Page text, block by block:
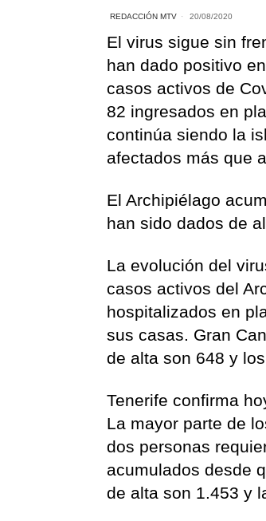
REDACCIÓN MTV 20/08/2020
El virus sigue sin
han dado positivo
casos activos de
82 ingresados en
continúa siendo la
afectados más que
El Archipiélago
han sido dados de
La evolución del
casos activos del
hospitalizados en
sus casas. Gran
de alta son 648 y
Tenerife confirma
La mayor parte de
dos personas
acumulados desde
de alta son 1.453 y